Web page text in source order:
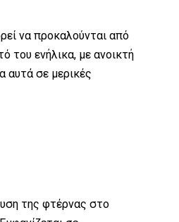
να προκαλούνται από
του ενήλικα, με ανοικτή
αυτά σε μερικές
της φτέρνας στο